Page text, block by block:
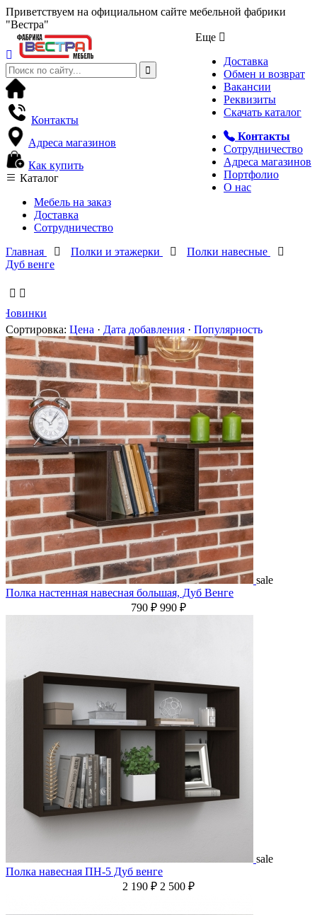
Приветствуем на официальном сайте мебельной фабрики
"Вестра"
Еще
Доставка
Обмен и возврат
Вакансии
Реквизиты
Скачать каталог
Контакты
Сотрудничество
Адреса магазинов
Портфолио
О нас
Контакты
Адреса магазинов
Как купить
Каталог
Мебель на заказ
Доставка
Сотрудничество
Главная
Полки и этажерки
Полки навесные
Дуб венге
Новинки
Сортировка: Цена · Дата добавления · Популярность
sale
Полка настенная навесная большая, Дуб Венге
790 ₽ 990 ₽
sale
Полка навесная ПН-5 Дуб венге
2 190 ₽ 2 500 ₽